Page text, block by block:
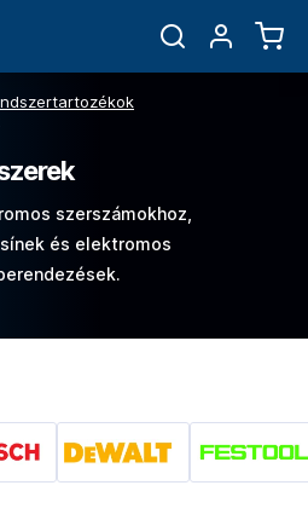
szerszámokhoz,
és elektromos